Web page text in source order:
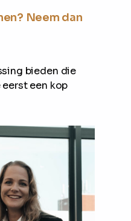
Neem dan
bieden die
een kop